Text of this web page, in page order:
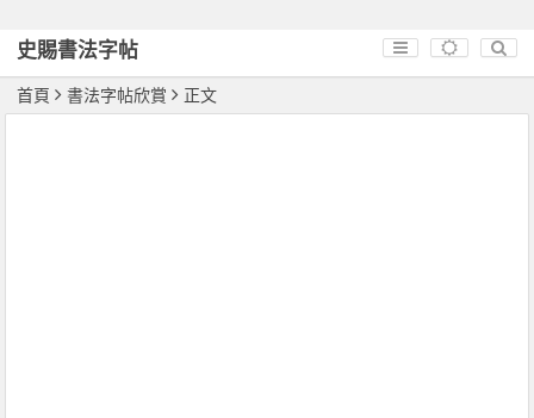
史賜書法字帖
首頁 書法字帖欣賞 正文